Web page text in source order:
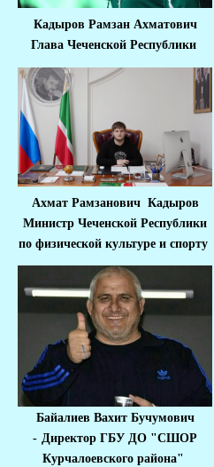
Кадыров Рамзан Ахматович
Глава Чеченской Республики
Ахмат Рамзанович Кадыров
Министр Чеченской Республики
по физической культуре и спорту
Байалиев Вахит Бучумович
- Директор ГБУ ДО "СШОР
Курчалоевского района"